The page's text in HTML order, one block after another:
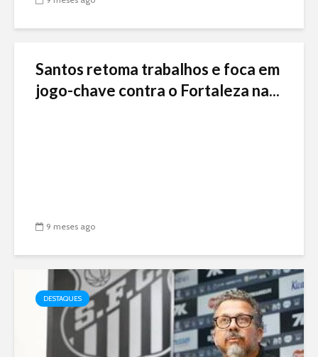
Santos retoma trabalhos e foca em
jogo-chave contra o Fortaleza na...
9 meses ago
DESTAQUES